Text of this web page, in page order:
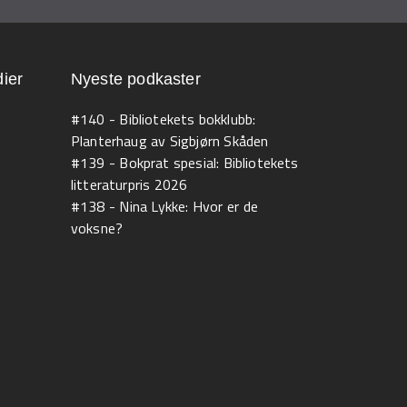
Nyeste podkaster
#140 - Bibliotekets bokklubb:
Planterhaug av Sigbjørn Skåden
#139 - Bokprat spesial: Bibliotekets
litteraturpris 2026
#138 - Nina Lykke: Hvor er de
voksne?